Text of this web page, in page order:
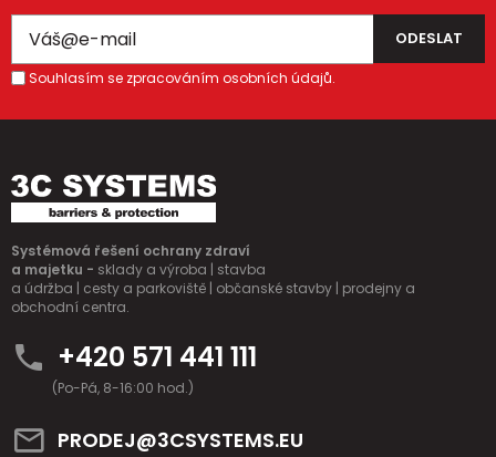
Souhlasím se zpracováním osobních údajů.
Systémová řešení ochrany zdraví
a majetku - sklady a výroba | stavba
a údržba | cesty a parkoviště | občanské stavby | prodejny a
obchodní centra.
+420 571 441 111
(Po-Pá, 8-16:00 hod.)
PRODEJ@3CSYSTEMS.EU